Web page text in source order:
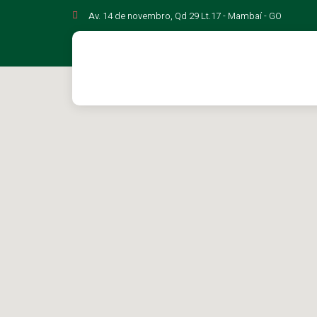
Av. 14 de novembro, Qd 29 Lt.17 - Mambaí - GO